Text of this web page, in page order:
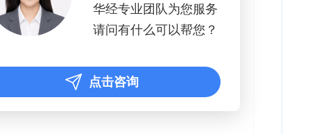
华经专业团队为您服务
请问有什么可以帮您？
点击咨询